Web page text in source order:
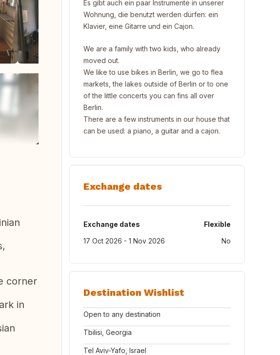
corner
in
Es gibt auch ein paar Instrumente in unserer
Wohnung, die benutzt werden dürfen: ein
Klavier, eine Gitarre und ein Cajon.
We are a family with two kids, who already
moved out.
We like to use bikes in Berlin, we go to flea
markets, the lakes outside of Berlin or to one
of the little concerts you can fins all over
Berlin.
There are a few instruments in our house that
can be used: a piano, a guitar and a cajon.
Exchange dates
Exchange dates
Flexible
17 Oct 2026 - 1 Nov 2026
No
Destination Wishlist
Open to any destination
Tbilisi, Georgia
Tel Aviv-Yafo, Israel